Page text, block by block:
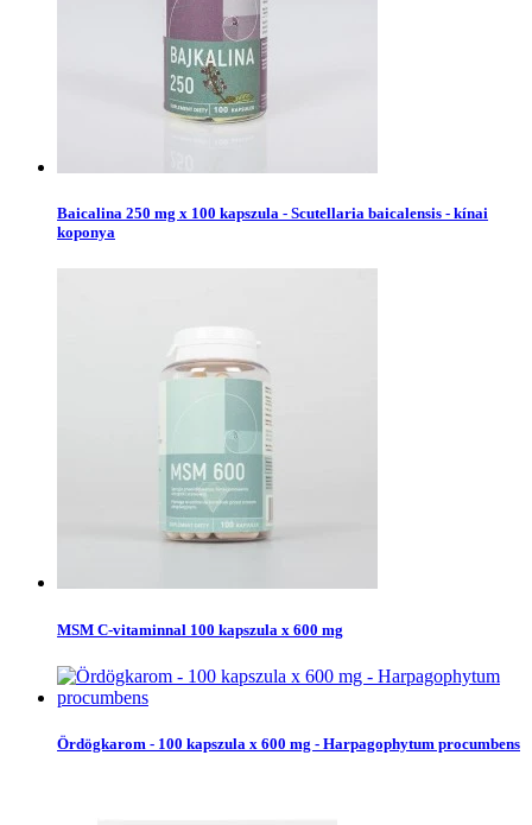
Baicalina 250 mg x 100 kapszula - Scutellaria baicalensis - kínai
koponya
MSM C-vitaminnal 100 kapszula x 600 mg
Ördögkarom - 100 kapszula x 600 mg - Harpagophytum procumbens